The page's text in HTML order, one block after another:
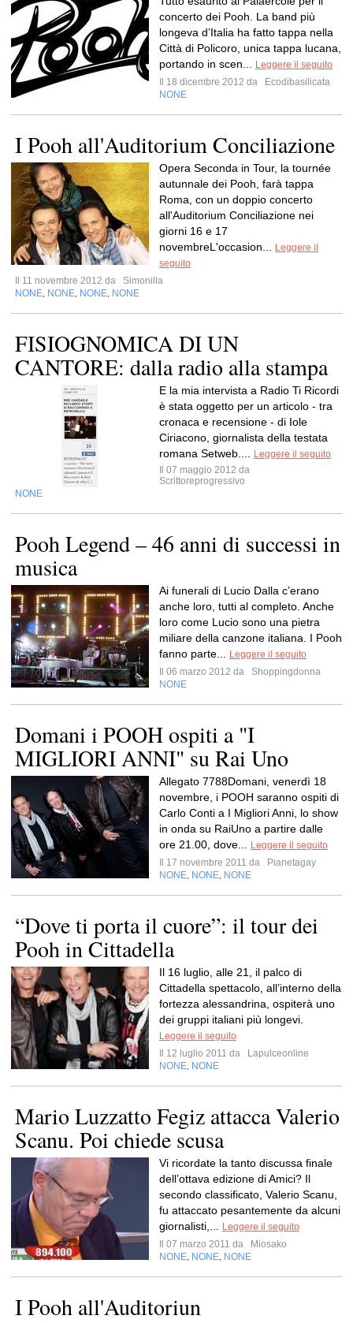
concerto dei Pooh. La band più
longeva d’Italia ha fatto tappa nella
Città di Policoro, unica tappa lucana,
portando in scen...
Leggere il seguito
Il 18 dicembre 2012 da
Ecodibasilicata
NONE
I Pooh all'Auditorium Conciliazione
Opera Seconda in Tour, la tournée
autunnale dei Pooh, farà tappa
Roma, con un doppio concerto
all'Auditorium Conciliazione nei
giorni 16 e 17
novembreL'occasion...
Leggere il
seguito
Il 11 novembre 2012 da
Simonilla
NONE NONE NONE NONE
FISIOGNOMICA DI UN
CANTORE: dalla radio alla stampa
E la mia intervista a Radio Ti Ricordi
è stata oggetto per un articolo - tra
cronaca e recensione - di Iole
Ciriacono, giornalista della testata
romana Setweb....
Leggere il seguito
Il 07 maggio 2012 da
Scrittoreprogressivo
NONE
Pooh Legend – 46 anni di successi in
musica
Ai funerali di Lucio Dalla c’erano
anche loro, tutti al completo. Anche
loro come Lucio sono una pietra
miliare della canzone italiana. I Pooh
fanno parte...
Leggere il seguito
Il 06 marzo 2012 da
Shoppingdonna
NONE
Domani i POOH ospiti a "I
MIGLIORI ANNI" su Rai Uno
Allegato 7788Domani, venerdì 18
novembre, i POOH saranno ospiti di
Carlo Conti a I Migliori Anni, lo show
in onda su RaiUno a partire dalle
ore 21.00, dove...
Leggere il seguito
Il 17 novembre 2011 da
Pianetagay
NONE NONE NONE
“Dove ti porta il cuore”: il tour dei
Pooh in Cittadella
Il 16 luglio, alle 21, il palco di
Cittadella spettacolo, all’interno della
fortezza alessandrina, ospiterà uno
dei gruppi italiani più longevi.
Leggere il seguito
Il 12 luglio 2011 da
Lapulceonline
NONE NONE
Mario Luzzatto Fegiz attacca Valerio
Scanu. Poi chiede scusa
Vi ricordate la tanto discussa finale
dell’ottava edizione di Amici? Il
secondo classificato, Valerio Scanu,
fu attaccato pesantemente da alcuni
giornalisti,...
Leggere il seguito
Il 07 marzo 2011 da
Miosako
NONE NONE NONE
I Pooh all'Auditoriun